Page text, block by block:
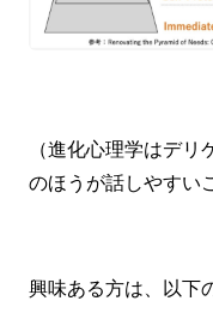
（進化心理学はデ
のほうが話しやすい
興味ある方は、以下